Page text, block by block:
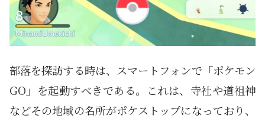
部落を探訪する時は、スマートフォンで「ポケモン
GO」を起動すべきである。これは、寺社や道祖神
などその地域の名所がポケストップになっており、